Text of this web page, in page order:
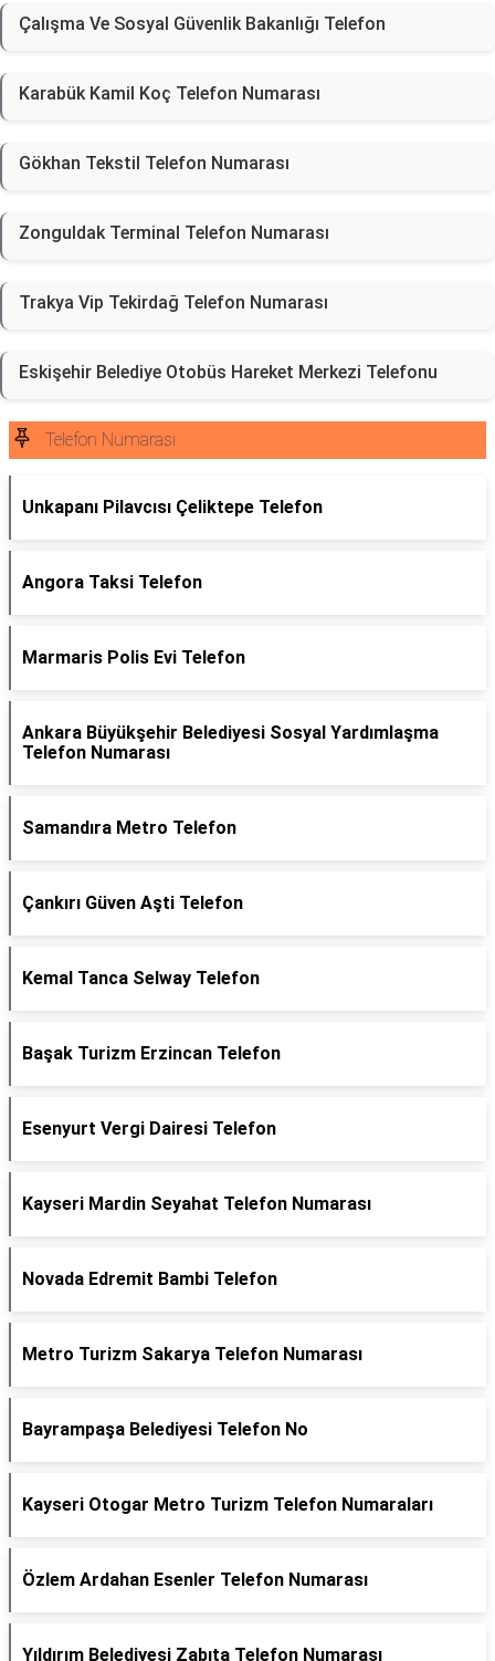
Çalışma Ve Sosyal Güvenlik Bakanlığı Telefon
Karabük Kamil Koç Telefon Numarası
Gökhan Tekstil Telefon Numarası
Zonguldak Terminal Telefon Numarası
Trakya Vip Tekirdağ Telefon Numarası
Eskişehir Belediye Otobüs Hareket Merkezi Telefonu
Telefon Numarası
Unkapanı Pilavcısı Çeliktepe Telefon
Angora Taksi Telefon
Marmaris Polis Evi Telefon
Ankara Büyükşehir Belediyesi Sosyal Yardımlaşma
Telefon Numarası
Samandıra Metro Telefon
Çankırı Güven Aşti Telefon
Kemal Tanca Selway Telefon
Başak Turizm Erzincan Telefon
Esenyurt Vergi Dairesi Telefon
Kayseri Mardin Seyahat Telefon Numarası
Novada Edremit Bambi Telefon
Metro Turizm Sakarya Telefon Numarası
Bayrampaşa Belediyesi Telefon No
Kayseri Otogar Metro Turizm Telefon Numaraları
Özlem Ardahan Esenler Telefon Numarası
Yıldırım Belediyesi Zabıta Telefon Numarası